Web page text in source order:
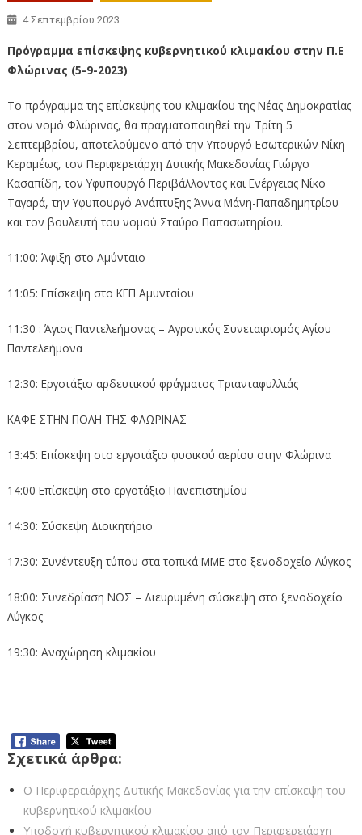
4 Σεπτεμβρίου 2023
Πρόγραμμα επίσκεψης κυβερνητικού κλιμακίου στην Π.Ε
Φλώρινας (5-9-2023)
Το πρόγραμμα της επίσκεψης του κλιμακίου της Νέας Δημοκρατίας
στον νομό Φλώρινας, θα πραγματοποιηθεί την Τρίτη 5
Σεπτεμβρίου, αποτελούμενο από την Υπουργό Εσωτερικών Νίκη
Κεραμέως, τον Περιφερειάρχη Δυτικής Μακεδονίας Γιώργο
Κασαπίδη, τον Υφυπουργό Περιβάλλοντος και Ενέργειας Νίκο
Ταγαρά, την Υφυπουργό Ανάπτυξης Άννα Μάνη-Παπαδημητρίου
και τον βουλευτή του νομού Σταύρο Παπασωτηρίου.
11:00: Άφιξη στο Αμύνταιο
11:05: Επίσκεψη στο ΚΕΠ Αμυνταίου
11:30 : Άγιος Παντελεήμονας – Αγροτικός Συνεταιρισμός Αγίου
Παντελεήμονα
12:30: Εργοτάξιο αρδευτικού φράγματος Τριανταφυλλιάς
ΚΑΦΕ ΣΤΗΝ ΠΟΛΗ ΤΗΣ ΦΛΩΡΙΝΑΣ
13:45: Επίσκεψη στο εργοτάξιο φυσικού αερίου στην Φλώρινα
14:00 Επίσκεψη στο εργοτάξιο Πανεπιστημίου
14:30: Σύσκεψη Διοικητήριο
17:30: Συνέντευξη τύπου στα τοπικά ΜΜΕ στο ξενοδοχείο Λύγκος
18:00: Συνεδρίαση ΝΟΣ – Διευρυμένη σύσκεψη στο ξενοδοχείο
Λύγκος
19:30: Αναχώρηση κλιμακίου
Σχετικά άρθρα:
Ο Περιφερειάρχης Δυτικής Μακεδονίας για την επίσκεψη του
κυβερνητικού κλιμακίου
Υποδοχή κυβερνητικού κλιμακίου από τον Περιφερειάρχη